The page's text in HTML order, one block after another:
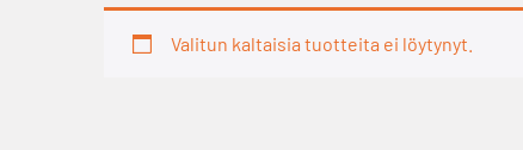
Valitun kaltaisia tuotteita ei löytynyt.